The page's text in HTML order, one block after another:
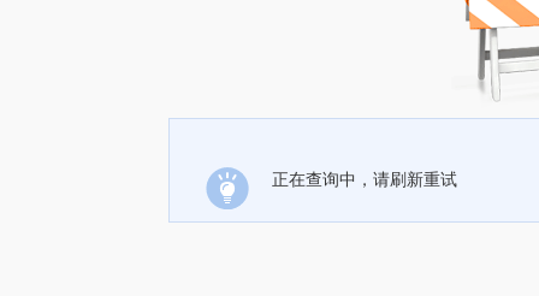
正在查询中，请刷新重试